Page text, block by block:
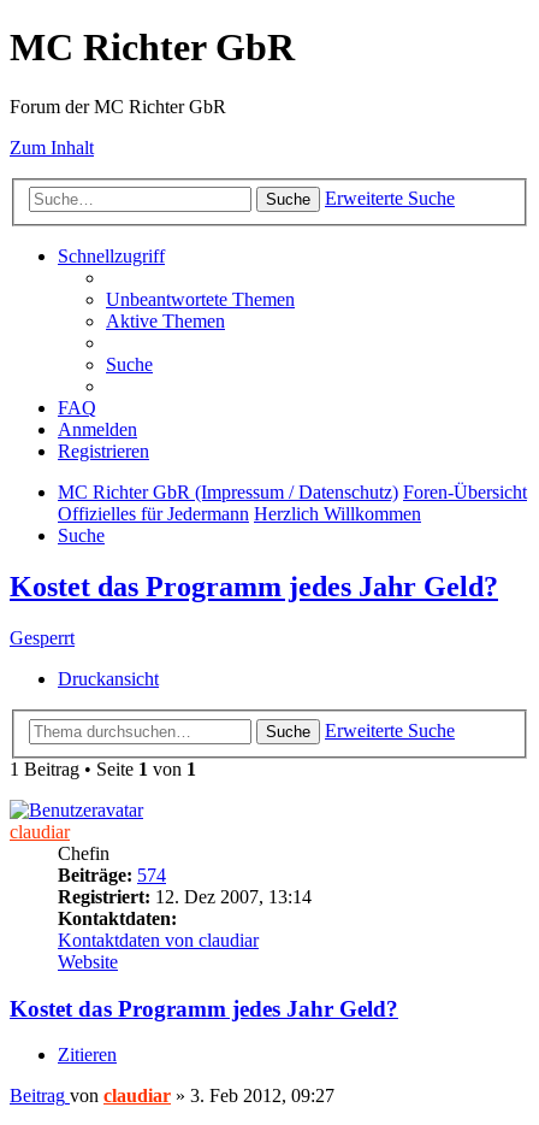
MC Richter GbR
Forum der MC Richter GbR
Zum Inhalt
Suche Erweiterte Suche
Schnellzugriff
Unbeantwortete Themen
Aktive Themen
Suche
FAQ
Anmelden
Registrieren
MC Richter GbR (Impressum / Datenschutz) Foren-Übersicht
Offizielles für Jedermann Herzlich Willkommen
Suche
Kostet das Programm jedes Jahr Geld?
Gesperrt
Druckansicht
Suche
Erweiterte Suche
1 Beitrag • Seite 1 von 1
claudiar
Chefin
Beiträge: 574
Registriert: 12. Dez 2007, 13:14
Kontaktdaten:
Kontaktdaten von claudiar
Website
Kostet das Programm jedes Jahr Geld?
Zitieren
Beitrag von claudiar » 3. Feb 2012, 09:27